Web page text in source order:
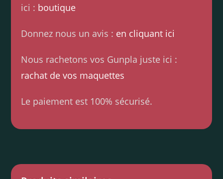
ici : boutique
Donnez nous un avis : en cliquant ici
Nous rachetons vos Gunpla juste ici :
rachat de vos maquettes
Le paiement est 100% sécurisé.